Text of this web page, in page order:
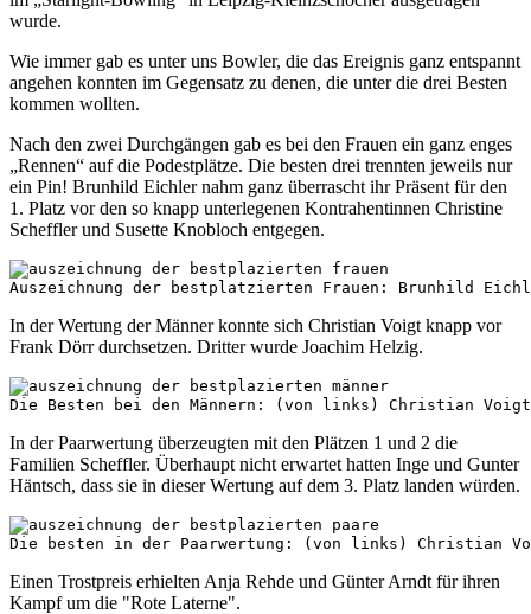
wurde.
Wie immer gab es unter uns Bowler, die das Ereignis ganz entspannt
angehen konnten im Gegensatz zu denen, die unter die drei Besten
kommen wollten.
Nach den zwei Durchgängen gab es bei den Frauen ein ganz enges
„Rennen“ auf die Podestplätze. Die besten drei trennten jeweils nur
ein Pin! Brunhild Eichler nahm ganz überrascht ihr Präsent für den
1. Platz vor den so knapp unterlegenen Kontrahentinnen Christine
Scheffler und Susette Knobloch entgegen.
Auszeichnung der bestplatzierten Frauen: Brunhild
In der Wertung der Männer konnte sich Christian Voigt knapp vor
Frank Dörr durchsetzen. Dritter wurde Joachim Helzig.
Die Besten bei den Männern: (von links) Christian
In der Paarwertung überzeugten mit den Plätzen 1 und 2 die
Familien Scheffler. Überhaupt nicht erwartet hatten Inge und Gunter
Häntsch, dass sie in dieser Wertung auf dem 3. Platz landen würden.
Die besten in der Paarwertung: (von links) Christian
Einen Trostpreis erhielten Anja Rehde und Günter Arndt für ihren
Kampf um die "Rote Laterne".